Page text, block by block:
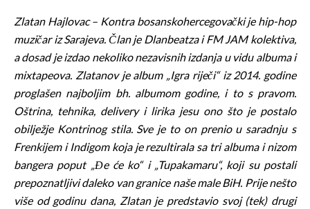
Zlatan Hajlovac – Kontra bosanskohercegovački je hip-hop
muzičar iz Sarajeva. Član je Dlanbeatza i FM JAM kolektiva,
a dosad je izdao nekoliko nezavisnih izdanja u vidu albuma i
mixtapeova. Zlatanov je album „Igra riječi“ iz 2014. godine
proglašen najboljim bh. albumom godine, i to s pravom.
Oštrina, tehnika, delivery i lirika jesu ono što je postalo
obilježje Kontrinog stila. Sve je to on prenio u saradnju s
Frenkijem i Indigom koja je rezultirala sa tri albuma i nizom
bangera poput „Đe će ko“ i „Tupakamaru“, koji su postali
prepoznatljivi daleko van granice naše male BiH. Prije nešto
više od godinu dana, Zlatan je predstavio svoj (tek) drugi